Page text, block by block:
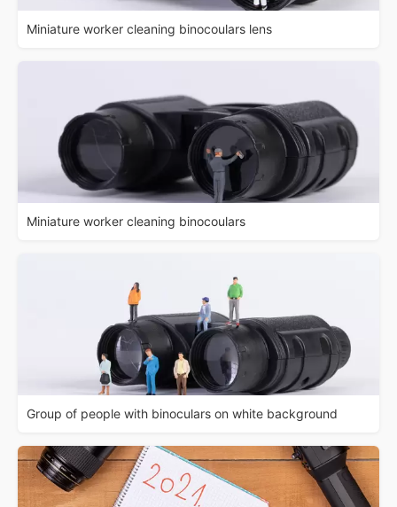
Miniature worker cleaning binocoulars lens
Miniature worker cleaning binocoulars
Group of people with binoculars on white background